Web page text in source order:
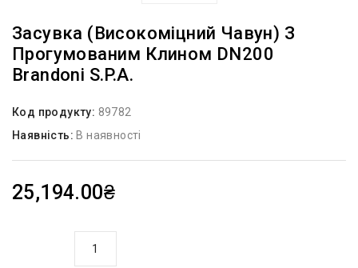
Засувка (високоміцний Чавун) З
Прогумованим Клином DN200
Brandoni S.p.A.
Код продукту: 89782
Наявність: В наявності
25,194.00₴